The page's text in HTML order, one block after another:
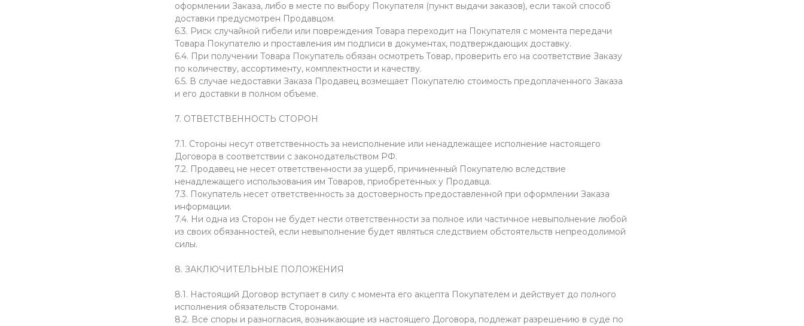
оформлении Заказа, либо в месте по выбору Покупателя (пункт выдачи заказов), если такой способ
доставки предусмотрен Продавцом.
6.3. Риск случайной гибели или повреждения Товара переходит на Покупателя с момента передачи
Товара Покупателю и проставления им подписи в документах, подтверждающих доставку.
6.4. При получении Товара Покупатель обязан осмотреть Товар, проверить его на соответствие Заказу
по количеству, ассортименту, комплектности и качеству.
6.5. В случае недоставки Заказа Продавец возмещает Покупателю стоимость предоплаченного Заказа
и его доставки в полном объеме.
7. ОТВЕТСТВЕННОСТЬ СТОРОН
7.1. Стороны несут ответственность за неисполнение или ненадлежащее исполнение настоящего
Договора в соответствии с законодательством РФ.
7.2. Продавец не несет ответственности за ущерб, причиненный Покупателю вследствие
ненадлежащего использования им Товаров, приобретенных у Продавца.
7.3. Покупатель несет ответственность за достоверность предоставленной при оформлении Заказа
информации.
7.4. Ни одна из Сторон не будет нести ответственности за полное или частичное невыполнение любой
из своих обязанностей, если невыполнение будет являться следствием обстоятельств непреодолимой
силы.
8. ЗАКЛЮЧИТЕЛЬНЫЕ ПОЛОЖЕНИЯ
8.1. Настоящий Договор вступает в силу с момента его акцепта Покупателем и действует до полного
исполнения обязательств Сторонами.
8.2. Все споры и разногласия, возникающие из настоящего Договора, подлежат разрешению в суде по